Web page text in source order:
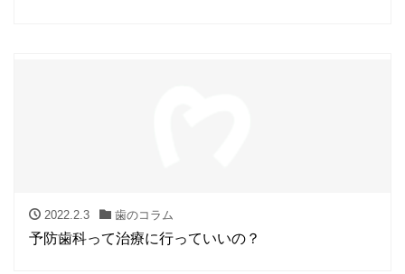
2022.2.3 歯のコラム
予防歯科って治療に行っていいの？